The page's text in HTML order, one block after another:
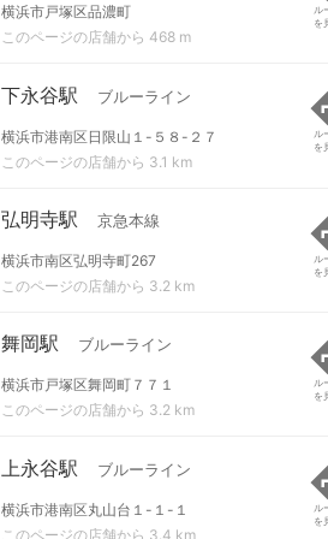
横浜市戸塚区品濃町
このページの店舗から 468 m
ル
を
下永谷駅 ブルーライン
横浜市港南区日限山１-５８-２７
このページの店舗から 3.1 km
ル
を
弘明寺駅 京急本線
横浜市南区弘明寺町267
このページの店舗から 3.2 km
ル
を
舞岡駅 ブルーライン
横浜市戸塚区舞岡町７７１
このページの店舗から 3.2 km
ル
を
上永谷駅 ブルーライン
横浜市港南区丸山台１-１-１
このページの店舗から 3.4 km
ル
を